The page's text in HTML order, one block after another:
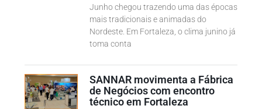
Junho chegou trazendo uma das épocas
mais tradicionais e animadas do
Nordeste. Em Fortaleza, o clima junino já
toma conta
SANNAR movimenta a Fábrica
de Negócios com encontro
técnico em Fortaleza